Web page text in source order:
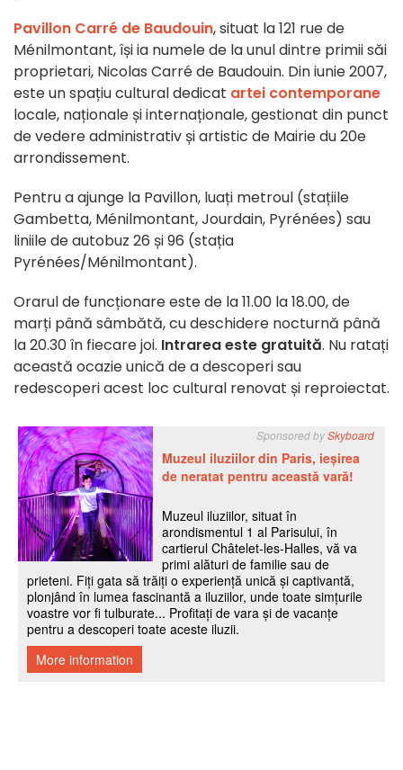
Pavillon Carré de Baudouin, situat la 121 rue de
Ménilmontant, își ia numele de la unul dintre primii săi
proprietari, Nicolas Carré de Baudouin. Din iunie 2007,
este un spațiu cultural dedicat artei contemporane
locale, naționale și internaționale, gestionat din punct
de vedere administrativ și artistic de Mairie du 20e
arrondissement.
Pentru a ajunge la Pavillon, luați metroul (stațiile
Gambetta, Ménilmontant, Jourdain, Pyrénées) sau
liniile de autobuz 26 și 96 (stația
Pyrénées/Ménilmontant).
Orarul de funcționare este de la 11.00 la 18.00, de
marți până sâmbătă, cu deschidere nocturnă până
la 20.30 în fiecare joi. Intrarea este gratuită. Nu ratați
această ocazie unică de a descoperi sau
redescoperi acest loc cultural renovat și reproiectat.